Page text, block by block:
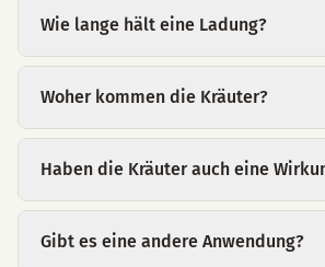
Wie lange hält eine Ladung?
Woher kommen die Kräuter?
Haben die Kräuter auch eine
Gibt es eine andere Anwendung?